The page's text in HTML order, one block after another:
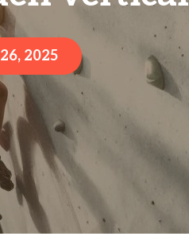
2025